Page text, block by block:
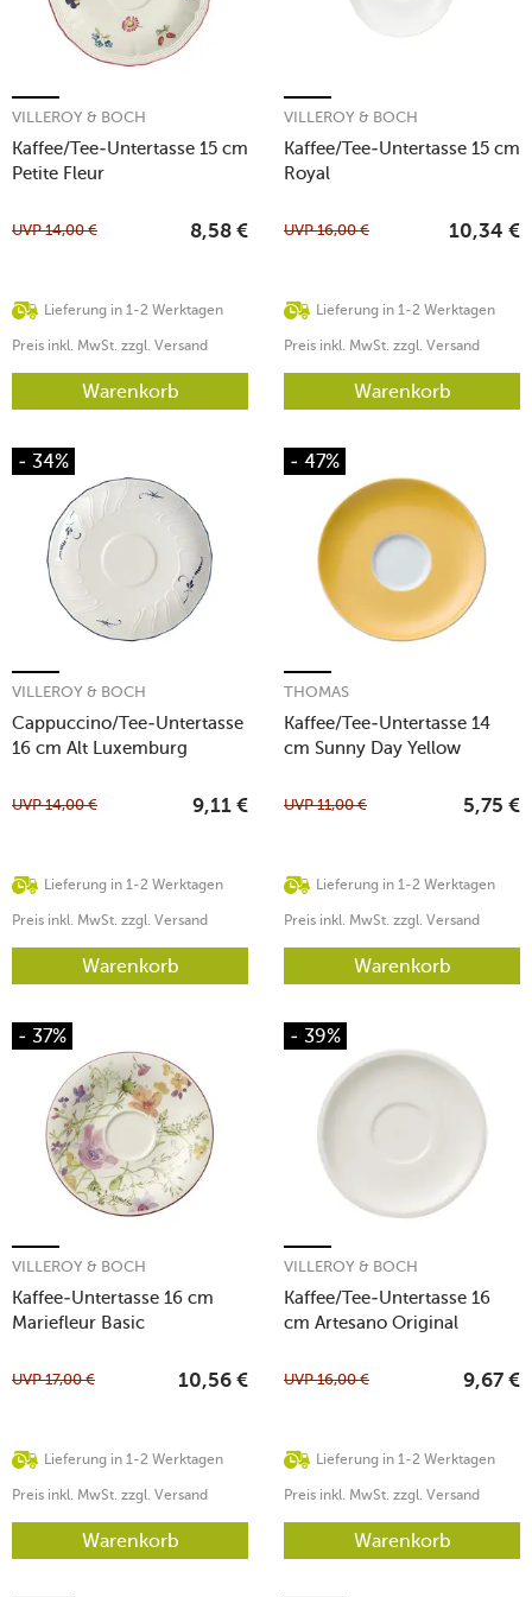
Kaffee/Tee-Untertasse 15 cm
Petite Fleur
VILLEROY & BOCH
Lieferung in 1-2 Werktagen
UVP14,00 € 8,58 €
Preis inkl. MwSt. zzgl. Versand
Warenkorb
Kaffee/Tee-Untertasse 15 cm
Royal
VILLEROY & BOCH
Lieferung in 1-2 Werktagen
UVP16,00 € 10,34 €
Preis inkl. MwSt. zzgl. Versand
Warenkorb
- 34%
Cappuccino/Tee-Untertasse
16 cm Alt Luxemburg
VILLEROY & BOCH
Lieferung in 1-2 Werktagen
UVP14,00 € 9,11 €
Preis inkl. MwSt. zzgl. Versand
Warenkorb
- 47%
Kaffee/Tee-Untertasse 14
cm Sunny Day Yellow
THOMAS
Lieferung in 1-2 Werktagen
UVP11,00 € 5,75 €
Preis inkl. MwSt. zzgl. Versand
Warenkorb
- 37%
Kaffee-Untertasse 16 cm
Mariefleur Basic
VILLEROY & BOCH
Lieferung in 1-2 Werktagen
UVP17,00 € 10,56 €
Preis inkl. MwSt. zzgl. Versand
Warenkorb
- 39%
Kaffee/Tee-Untertasse 16
cm Artesano Original
VILLEROY & BOCH
Lieferung in 1-2 Werktagen
UVP16,00 € 9,67 €
Preis inkl. MwSt. zzgl. Versand
Warenkorb